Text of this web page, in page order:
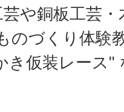
芸や銅板工芸
のづくり体験
き仮装レース